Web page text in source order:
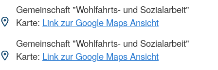
Gemeinschaft "Wohlfahrts- und Sozialarbeit"
Karte: Link zur Google Maps Ansicht
Gemeinschaft "Wohlfahrts- und Sozialarbeit"
Karte: Link zur Google Maps Ansicht